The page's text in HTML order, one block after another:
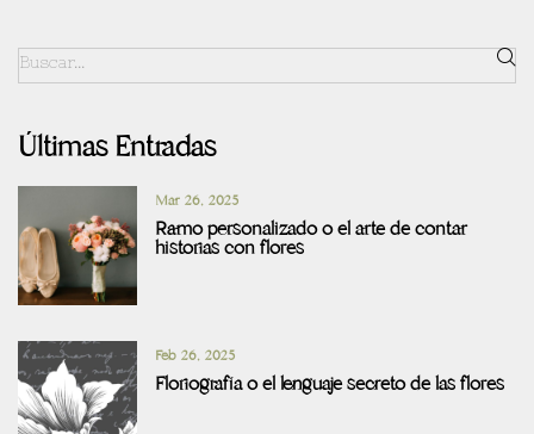
Últimas Entradas
Mar 26, 2025
Ramo personalizado o el arte de contar
historias con flores
Feb 26, 2025
Floriografía o el lenguaje secreto de las flores